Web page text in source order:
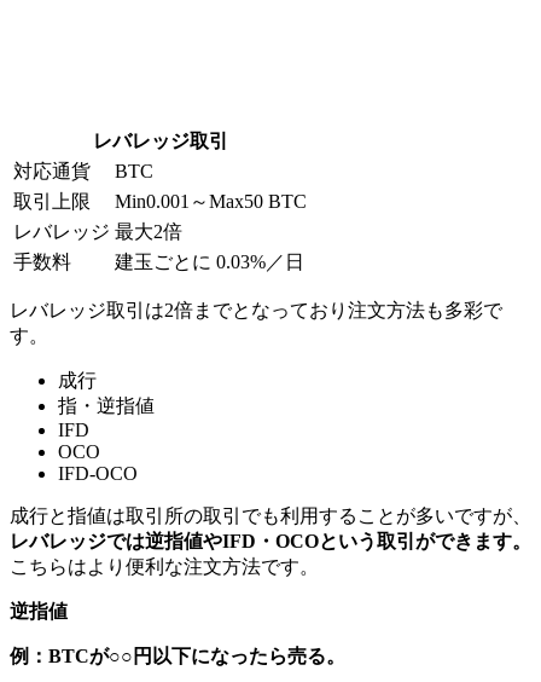
レバレッジ取引
対応通貨
BTC
取引上限
Min0.001～Max50 BTC
レバレッジ 最大2倍
手数料
建玉ごとに 0.03%／日
レバレッジ取引は2倍までとなっており注文方法も多彩で
す。
成行
指・逆指値
IFD
OCO
IFD-OCO
成行と指値は取引所の取引でも利用することが多いですが、
レバレッジでは逆指値やIFD・OCOという取引ができます。
こちらはより便利な注文方法です。
逆指値
例：BTCが○○円以下になったら売る。